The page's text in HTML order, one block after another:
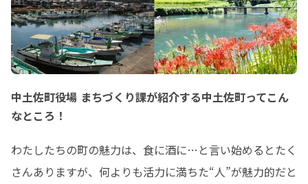
中土佐町役場 まちづくり課が紹介する中土佐町ってこん
なところ！
わたしたちの町の魅力は、食に酒に…と言い始めるとたく
さんありますが、何よりも活力に満ちた“人”が魅力的だと